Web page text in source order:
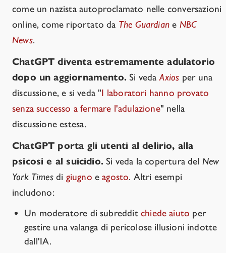
come un nazista autoproclamato nelle conversazioni
online, come riportato da The Guardian e NBC
News.
ChatGPT diventa estremamente adulatorio
dopo un aggiornamento. Si vedaAxios per una
discussione, e si veda "I laboratori hanno provato
senza successo a fermare l'adulazione" nella
discussione estesa.
ChatGPT porta gli utenti al delirio, alla
psicosi e al suicidio. Si veda la copertura del New
York Timesdi giugno eagosto. Altri esempi
includono:
Un moderatore di subreddit chiede aiuto per
gestire una valanga di pericolose illusioni indotte
dall'IA.